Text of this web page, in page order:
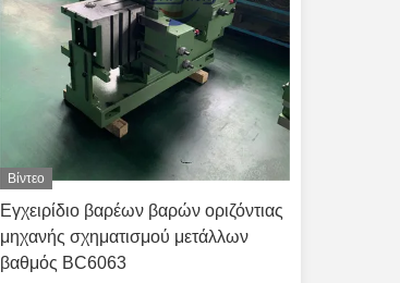
Βίντεο
Εγχειρίδιο βαρέων βαρών οριζόντιας
μηχανής σχηματισμού μετάλλων
βαθμός BC6063